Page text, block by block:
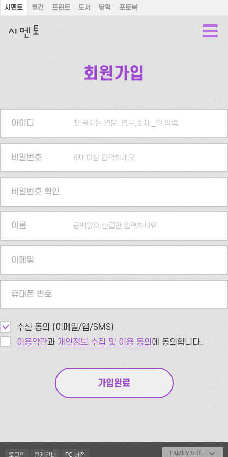
시멘토 월간 프린트 도서 달력 포토북
회원가입
아이디 첫 글자는 영문. 영문,숫자,_만 입력.
비밀번호 6자 이상 입력하세요.
비밀번호 확인
이름 공백없이 한글만 입력하세요.
이메일
휴대폰 번호
수신 동의 (이메일/앱/SMS)
이용약관과 개인정보 수집 및 이용 동의에 동의합니다.
로그인 결제안내 PC 버전 FAMILY SITE